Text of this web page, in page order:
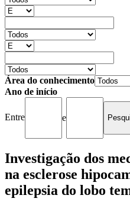
Área do conhecimento
Ano de início
Entre e
Investigação dos
na esclerose
epilepsia do lobo